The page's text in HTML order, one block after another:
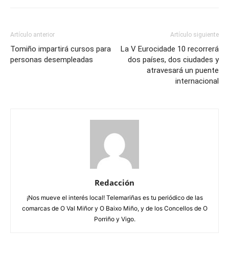
Artículo anterior
Tomiño impartirá cursos para
personas desempleadas
Artículo siguiente
La V Eurocidade 10 recorrerá
dos países, dos ciudades y
atravesará un puente
internacional
Redacción
¡Nos mueve el interés local! Telemariñas es tu periódico de las
comarcas de O Val Miñor y O Baixo Miño, y de los Concellos de O
Porriño y Vigo.